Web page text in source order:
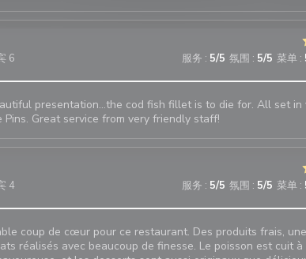
6 服务 : 5/5 氛围 : 5/5 菜单:
presentation...the cod fish fillet is to die for. All set in
Pins. Great service from very friendly staff!
4 服务 : 5/5 氛围 : 5/5 菜单:
coup de cœur pour ce restaurant. Des produits frais,
réalisés avec beaucoup de finesse. Le poisson est cuit